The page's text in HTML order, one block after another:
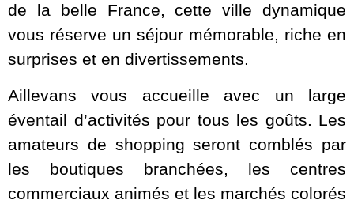
de la belle France, cette ville dynamique
vous réserve un séjour mémorable, riche en
surprises et en divertissements.
Aillevans vous accueille avec un large
éventail d’activités pour tous les goûts. Les
amateurs de shopping seront comblés par
les boutiques branchées, les centres
commerciaux animés et les marchés colorés